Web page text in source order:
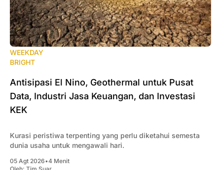
WEEKDAY
BRIGHT
Antisipasi El Nino, Geothermal untuk Pusat
Data, Industri Jasa Keuangan, dan Investasi
KEK
Kurasi peristiwa terpenting yang perlu diketahui semesta
dunia usaha untuk mengawali hari.
05 Agt 2026•4 Menit